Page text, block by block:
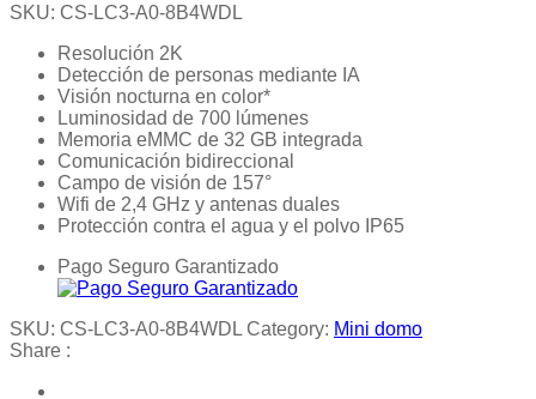
SKU: CS-LC3-A0-8B4WDL
Resolución 2K
Detección de personas mediante IA
Visión nocturna en color*
Luminosidad de 700 lúmenes
Memoria eMMC de 32 GB integrada
Comunicación bidireccional
Campo de visión de 157°
Wifi de 2,4 GHz y antenas duales
Protección contra el agua y el polvo IP65
Pago Seguro Garantizado
SKU: CS-LC3-A0-8B4WDL Category: Mini domo
Share :